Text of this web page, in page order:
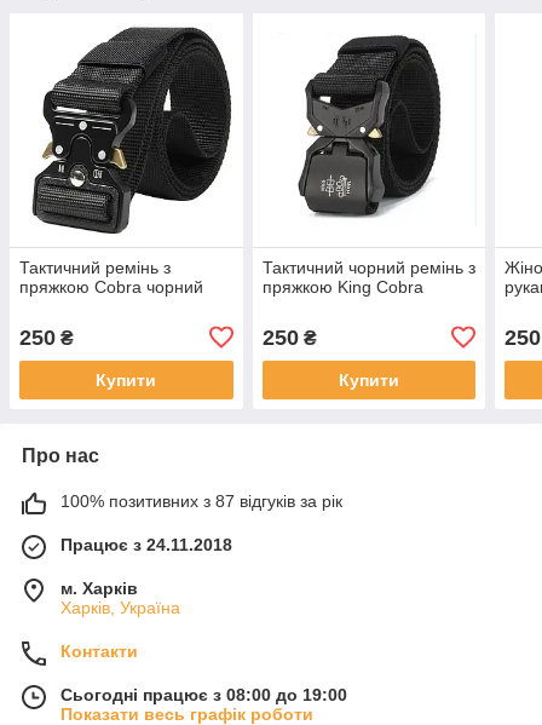
Тактичний ремінь з
пряжкою Cobra чорний
250 ₴
Купити
Тактичний чорний ремінь з
пряжкою King Cobra
250₴
Купити
250
Про нас
100% позитивних з 87 відгуків за рік
Працює з 24.11.2018
м. Харків
Харків, Україна
Контакти
Сьогодні працює з 08:00 до 19:00
Показати весь графік роботи